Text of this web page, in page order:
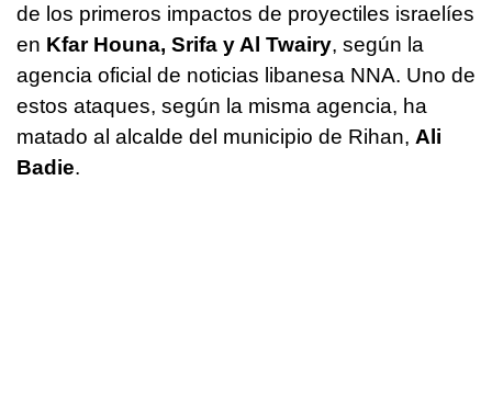
de los primeros impactos de proyectiles israelíes
en Kfar Houna, Srifa y Al Twairy, según la
agencia oficial de noticias libanesa NNA. Uno de
estos ataques, según la misma agencia, ha
matado al alcalde del municipio de Rihan, Ali
Badie.